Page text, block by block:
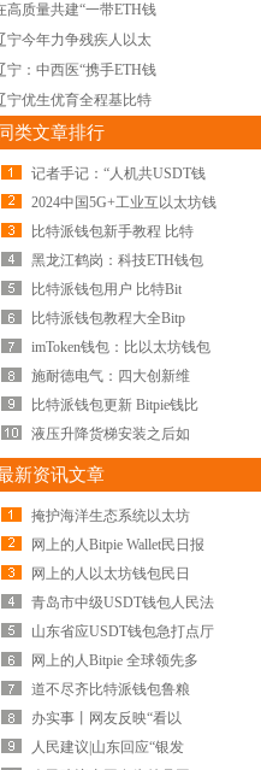
高质量共建“一带ETH钱
宁今年力争残疾人以太
宁：中西医“携手ETH钱
宁优生优育全程基比特
同类文章排行
记者手记：“人机共USDT钱
2024中国5G+工业互以太坊钱
比特派钱包新手教程 比特
黑龙江鹤岗：科技ETH钱包
比特派钱包用户 比特Bit
比特派钱包教程大全Bitp
imToken钱包：比以太坊钱包
施耐德电气：四大创新维
比特派钱包更新 Bitpie钱比
液压升降货梯安装之后如
新资讯文章
掩护海洋生态系统以太坊
网上的人Bitpie Wallet民日报
网上的人以太坊钱包民日
青岛市中级USDT钱包人民法
山东省应USDT钱包急打点厅
网上的人Bitpie 全球领先多
道不尽齐比特派钱包鲁粮
办实事丨网友反映“看以
人民建议|山东回应“银发